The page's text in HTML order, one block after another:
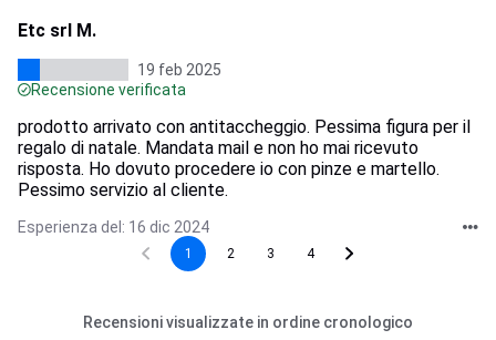
Etc srl M.
19 feb 2025
Recensione verificata
prodotto arrivato con antitaccheggio. Pessima figura per il
regalo di natale. Mandata mail e non ho mai ricevuto
risposta. Ho dovuto procedere io con pinze e martello.
Pessimo servizio al cliente.
Esperienza del: 16 dic 2024
1 2 3 4
Recensioni visualizzate in ordine cronologico